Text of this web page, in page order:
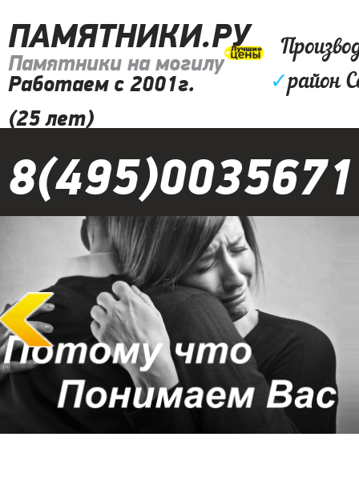
ПАМЯТНИКИ.РУ
Памятники на могилу
Работаем с 2001г.
(25 лет)
✓район
8(495)0035671